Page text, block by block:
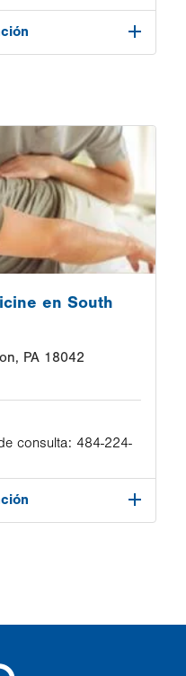
en South
PA 18042
consulta: 484-224-